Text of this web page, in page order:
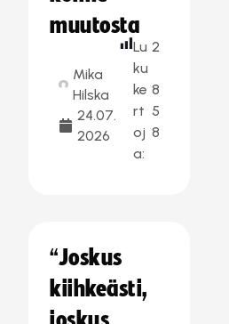
muutosta
Mika
Hilska
24.07.
2026
Lu
ku
ke
rt
oj
a:
2
8
5
8
“Joskus
kiihkeästi,